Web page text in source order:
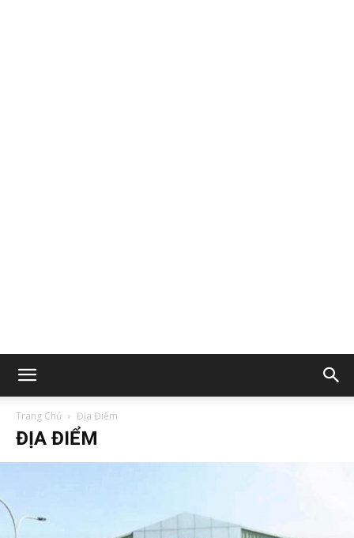
Trang Chủ Địa Điểm
ĐỊA ĐIỂM